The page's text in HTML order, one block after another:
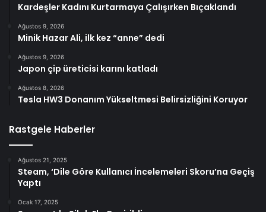
Kardeşler Kadını Kurtarmaya Çalışırken Bıçaklandı
Ağustos 9, 2026
Minik Hazar Ali, ilk kez “anne” dedi
Ağustos 9, 2026
Japon çip üreticisi karını katladı
Ağustos 8, 2026
Tesla HW3 Donanım Yükseltmesi Belirsizliğini Koruyor
Rastgele Haberler
Ağustos 21, 2025
Steam, ‘Dile Göre Kullanıcı İncelemeleri Skoru’na Geçiş
Yaptı
Ocak 17, 2025